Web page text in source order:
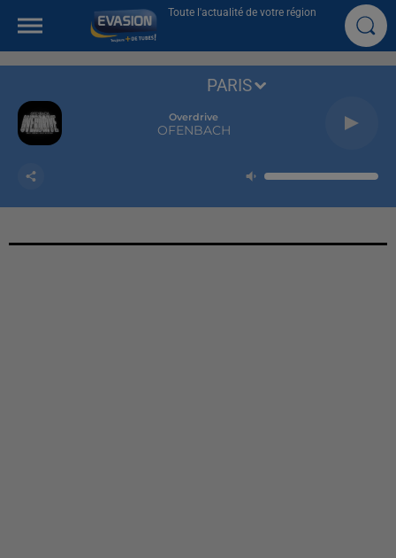
Toute l'actualité de votre région
Overdrive
OFENBACH
PARIS